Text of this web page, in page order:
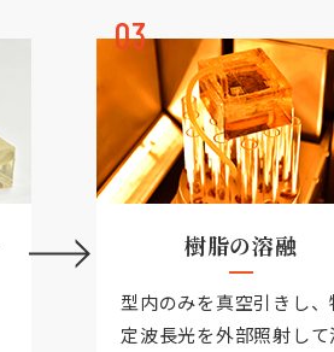
03
樹脂の溶融
型内のみを真空引きし、
定波長光を外部照射して